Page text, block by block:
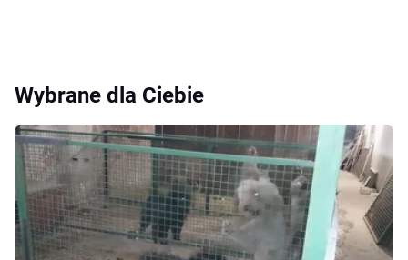
Wybrane dla Ciebie